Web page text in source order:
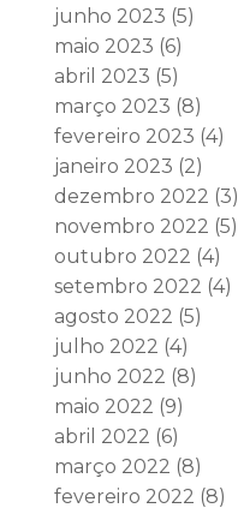
junho 2023 (5)
maio 2023 (6)
abril 2023 (5)
março 2023 (8)
fevereiro 2023 (4)
janeiro 2023 (2)
dezembro 2022 (3)
novembro 2022 (5)
outubro 2022 (4)
setembro 2022 (4)
agosto 2022 (5)
julho 2022 (4)
junho 2022 (8)
maio 2022 (9)
abril 2022 (6)
março 2022 (8)
fevereiro 2022 (8)